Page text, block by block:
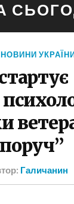
НОВИНИ
Галичанин